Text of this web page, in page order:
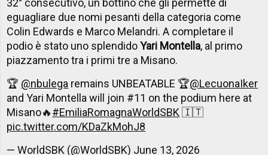
32° consecutivo, un bottino che gli permette di
eguagliare due nomi pesanti della categoria come
Colin Edwards e Marco Melandri. A completare il
podio è stato uno splendidoYari Montella, al primo
piazzamento tra i primi tre a Misano.
🏆 @nbulega remains UNBEATABLE 🏆@LecuonaIker
and Yari Montella will join #11 on the podium here at
Misano🔥#EmiliaRomagnaWorldSBK🇮🇹
pic.twitter.com/KDaZkMohJ8
— WorldSBK (@WorldSBK) June 13, 2026